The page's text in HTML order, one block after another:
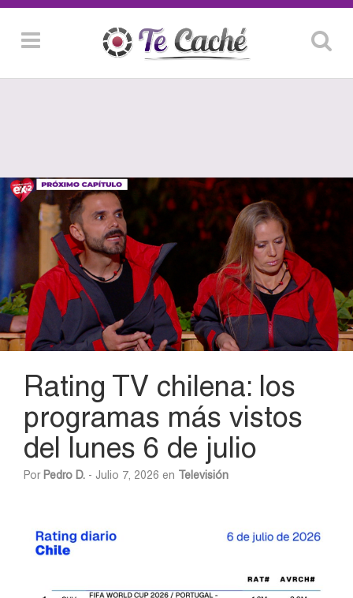
Rating TV chilena: los
programas más vistos
del lunes 6 de julio
Por Pedro D. - Julio 7, 2026 en Televisión